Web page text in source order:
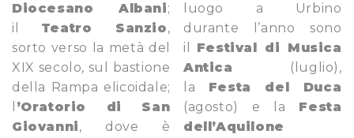
Diocesano Albani;
il Teatro Sanzio,
sorto verso la metà del
XIX secolo, sul bastione
della Rampa elicoidale;
’Oratorio di San
Giovanni, dove è
luogo a Urbino
durante l’anno sono
il Festival di Musica
Antica (luglio),
la Festa del Duca
(agosto) e la Festa
dell’Aquilone